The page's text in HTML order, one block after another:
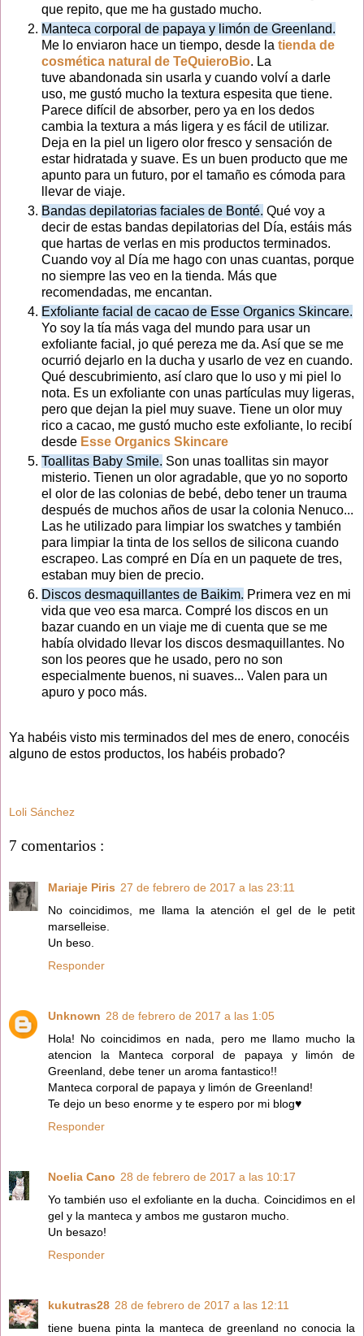
que repito, que me ha gustado mucho.
Manteca corporal de papaya y limón de Greenland.
Me lo enviaron hace un tiempo, desde la tienda de
cosmética natural de TeQuieroBio. La
tuve abandonada sin usarla y cuando volví a darle
uso, me gustó mucho la textura espesita que tiene.
Parece difícil de absorber, pero ya en los dedos
cambia la textura a más ligera y es fácil de utilizar.
Deja en la piel un ligero olor fresco y sensación de
estar hidratada y suave. Es un buen producto que me
apunto para un futuro, por el tamaño es cómoda para
llevar de viaje.
Bandas depilatorias faciales de Bonté. Qué voy a
decir de estas bandas depilatorias del Día, estáis más
que hartas de verlas en mis productos terminados.
Cuando voy al Día me hago con unas cuantas, porque
no siempre las veo en la tienda. Más que
recomendadas, me encantan.
Exfoliante facial de cacao de Esse Organics Skincare.
Yo soy la tía más vaga del mundo para usar un
exfoliante facial, jo qué pereza me da. Así que se me
ocurrió dejarlo en la ducha y usarlo de vez en cuando.
Qué descubrimiento, así claro que lo uso y mi piel lo
nota. Es un exfoliante con unas partículas muy ligeras,
pero que dejan la piel muy suave. Tiene un olor muy
rico a cacao, me gustó mucho este exfoliante, lo recibí
desde Esse Organics Skincare
Toallitas Baby Smile. Son unas toallitas sin mayor
misterio. Tienen un olor agradable, que yo no soporto
el olor de las colonias de bebé, debo tener un trauma
después de muchos años de usar la colonia Nenuco...
Las he utilizado para limpiar los swatches y también
para limpiar la tinta de los sellos de silicona cuando
escrapeo. Las compré en Día en un paquete de tres,
estaban muy bien de precio.
Discos desmaquillantes de Baikim. Primera vez en mi
vida que veo esa marca. Compré los discos en un
bazar cuando en un viaje me di cuenta que se me
había olvidado llevar los discos desmaquillantes. No
son los peores que he usado, pero no son
especialmente buenos, ni suaves... Valen para un
apuro y poco más.
Ya habéis visto mis terminados del mes de enero, conocéis
alguno de estos productos, los habéis probado?
Loli Sánchez
7 comentarios :
Mariaje Piris 27 de febrero de 2017 a las 23:11
No coincidimos, me llama la atención el gel de le petit
marselleise.
Un beso.
Responder
Unknown 28 de febrero de 2017 a las 1:05
Hola! No coincidimos en nada, pero me llamo mucho la
atencion la Manteca corporal de papaya y limón de
Greenland, debe tener un aroma fantastico!!
Manteca corporal de papaya y limón de Greenland!
Te dejo un beso enorme y te espero por mi blog♥
Responder
Noelia Cano 28 de febrero de 2017 a las 10:17
Yo también uso el exfoliante en la ducha. Coincidimos en el
gel y la manteca y ambos me gustaron mucho.
Un besazo!
Responder
kukutras28 28 de febrero de 2017 a las 12:11
tiene buena pinta la manteca de greenland no conocia la